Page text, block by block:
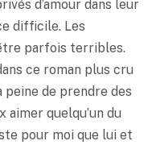
d’amour dans leur
difficile. Les
parfois terribles.
ce roman plus cru
peine de prendre des
aimer quelqu’un du
pour moi que lui et